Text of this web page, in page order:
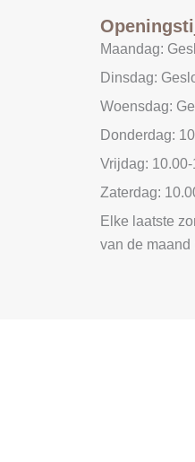
Maandag:
Dinsdag:
Woensdag:
Donderdag:
Vrijdag:
Zaterdag:
Elke laatste
van de maand